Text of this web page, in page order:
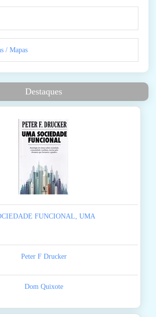
/ Mapas
Destaques
FUNCIONAL, UMA
Peter F Drucker
Dom Quixote